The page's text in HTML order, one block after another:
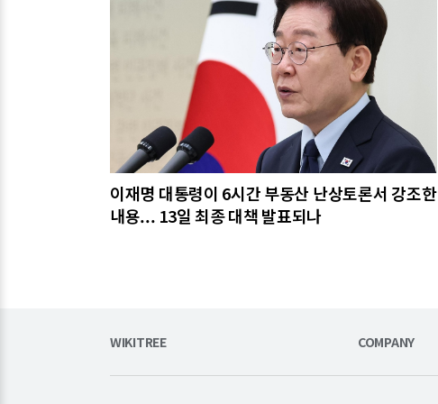
이재명 대통령이 6시간 부동산 난상토론서 강조한
내용... 13일 최종 대책 발표되나
WIKITREE COMPANY